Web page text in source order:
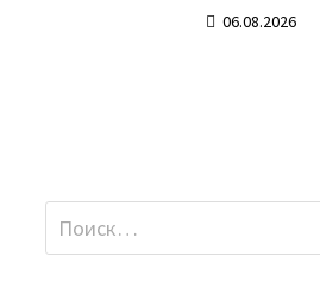
06.08.2026
Найти: